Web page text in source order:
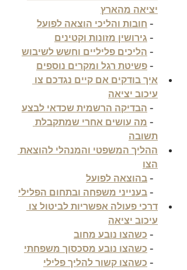
יציאה מהארץ
חובות והליכי הוצאה לפועל
גירושין מזונות וקטינים
הליכים פליליים וחשש לשיבוש
פשיטת רגל ומקרים נוספים
איך בודקים אם קיים נגדכם צו
עיכוב יציאה
הבדיקה הרשמית שכדאי לבצע
מה עושים אחרי שמתקבלת
תשובה
ההליך המשפטי והמנהלי להוצאת
הצו
בהוצאה לפועל
בענייני משפחה ובתחום הפלילי
דרכי פעולה אפשריות לביטול צו
עיכוב יציאה
כשהצו נובע מחוב
כשהצו נובע מסכסוך משפחתי
כשהצו קשור להליך פלילי